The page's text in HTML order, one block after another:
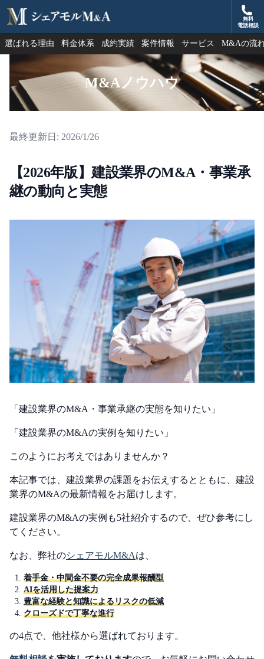
シェアモルM&A
無料
電話相談
選ばれる理由 料金体系 成約実績 案件情報 サービス M&Aの流
M&Aノウハウ
最終更新日: 2026/1/26
【2026年版】建設業界のM&A・事業承
継の動向と実態
「建設業界のM&A・事業承継の実態を知りたい」
「建設業界のM&Aの実例を知りたい」
このようにお考えではありませんか？
本記事では、建設業界の課題をお伝えするとともに、建設
業界のM&Aの最新情報をお届けします。
建設業界のM&Aの実例も5社紹介するので、ぜひ参考にし
てください。
なお、弊社のシェアモルM&Aは、
着手金・中間金不要の完全成果報酬型
AIを活用した提案力
豊富な経験と知識によるリスクの低減
クローズドで丁寧な進行
の4点で、他社様から選ばれております。